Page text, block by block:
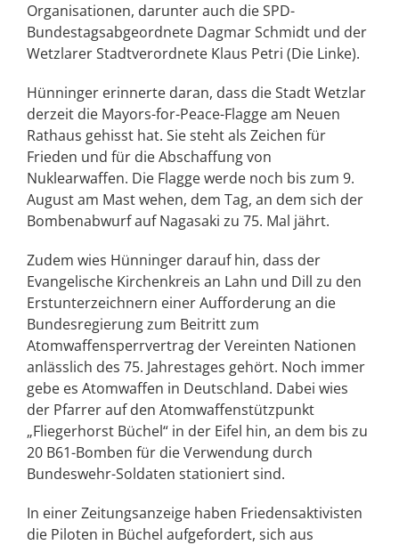
Organisationen, darunter auch die SPD-
Bundestagsabgeordnete Dagmar Schmidt und der
Wetzlarer Stadtverordnete Klaus Petri (Die Linke).
Hünninger erinnerte daran, dass die Stadt Wetzlar
derzeit die Mayors-for-Peace-Flagge am Neuen
Rathaus gehisst hat. Sie steht als Zeichen für
Frieden und für die Abschaffung von
Nuklearwaffen. Die Flagge werde noch bis zum 9.
August am Mast wehen, dem Tag, an dem sich der
Bombenabwurf auf Nagasaki zu 75. Mal jährt.
Zudem wies Hünninger darauf hin, dass der
Evangelische Kirchenkreis an Lahn und Dill zu den
Erstunterzeichnern einer Aufforderung an die
Bundesregierung zum Beitritt zum
Atomwaffensperrvertrag der Vereinten Nationen
anlässlich des 75. Jahrestages gehört. Noch immer
gebe es Atomwaffen in Deutschland. Dabei wies
der Pfarrer auf den Atomwaffenstützpunkt
„Fliegerhorst Büchel“ in der Eifel hin, an dem bis zu
20 B61-Bomben für die Verwendung durch
Bundeswehr-Soldaten stationiert sind.
In einer Zeitungsanzeige haben Friedensaktivisten
die Piloten in Büchel aufgefordert, sich aus